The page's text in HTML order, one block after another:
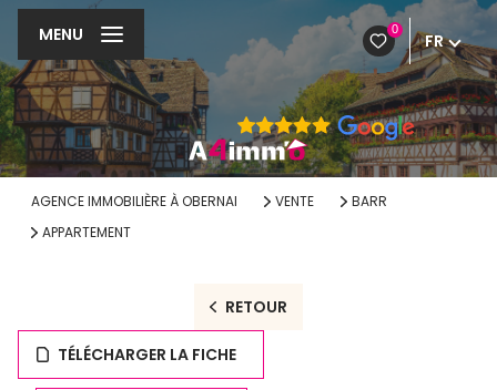
0
FR
MENU
AGENCE IMMOBILIÈRE À OBERNAI VENTE
BARR
APPARTEMENT
RETOUR
TÉLÉCHARGER LA FICHE